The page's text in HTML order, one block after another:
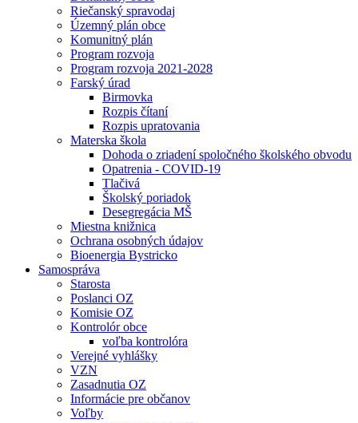
Riečanský spravodaj
Územný plán obce
Komunitný plán
Program rozvoja
Program rozvoja 2021-2028
Farský úrad
Birmovka
Rozpis čítaní
Rozpis upratovania
Materska škola
Dohoda o zriadení spoločného školského obvodu
Opatrenia - COVID-19
Tlačivá
Školský poriadok
Desegregácia MŠ
Miestna knižnica
Ochrana osobných údajov
Bioenergia Bystricko
Samospráva
Starosta
Poslanci OZ
Komisie OZ
Kontrolór obce
voľba kontrolóra
Verejné vyhlášky
VZN
Zasadnutia OZ
Informácie pre občanov
Voľby